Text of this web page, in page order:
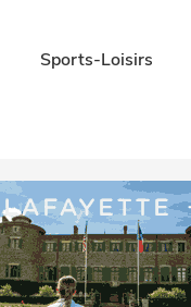
Sports-Loisirs